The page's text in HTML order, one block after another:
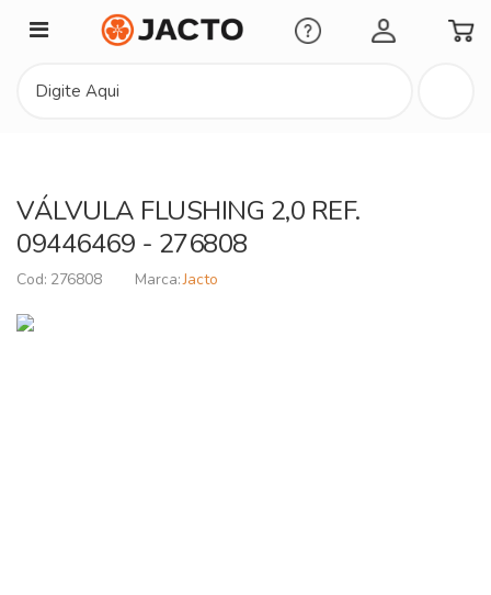
Minha Conta
VÁLVULA FLUSHING 2,0 REF.
09446469 - 276808
276808 Jacto